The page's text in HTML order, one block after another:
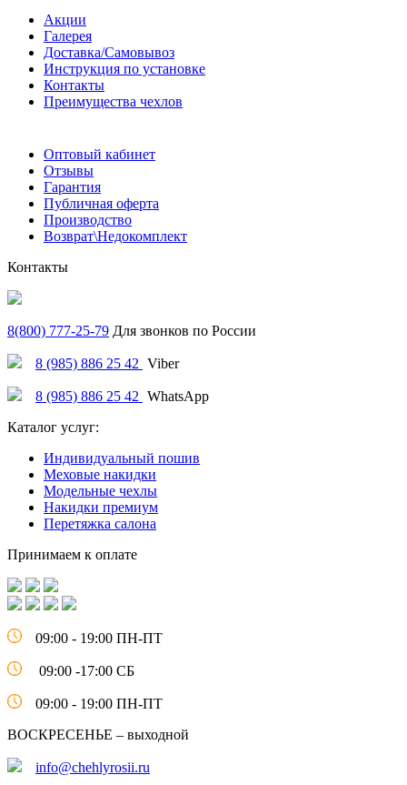
Акции
Галерея
Доставка/Самовывоз
Инструкция по установке
Контакты
Преимущества чехлов
Оптовый кабинет
Отзывы
Гарантия
Публичная оферта
Производство
Возврат\Недокомплект
Контакты
8(800) 777-25-79 Для звонков по России
8 (985) 886 25 42 Viber
8 (985) 886 25 42 WhatsApp
Каталог услуг:
Индивидуальный пошив
Меховые накидки
Модельные чехлы
Накидки премиум
Перетяжка салона
Принимаем к оплате
09:00 - 19:00 ПН-ПТ
09:00 -17:00 СБ
09:00 - 19:00 ПН-ПТ
ВОСКРЕСЕНЬЕ – выходной
info@chehlyrosii.ru